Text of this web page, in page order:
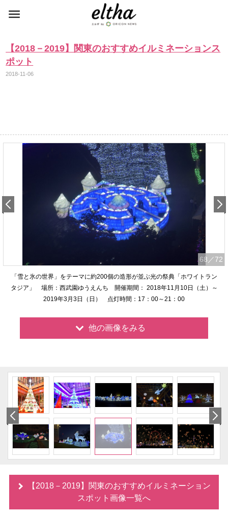
【2018－2019】関東のおすすめイルミネーションス
ポット
2018-11-06
68 ／72
「雪と氷の世界」をテーマに約200個の造形が並ぶ光の祭典「ホワイトラン
タジア」 場所：西武園ゆうえんち 開催期間： 2018年11月10日（土）～
2019年3月3日（日） 点灯時間：17：00～21：00
他の画像をみる
【2018－2019】関東のおすすめイルミネーション
スポット画像一覧へ